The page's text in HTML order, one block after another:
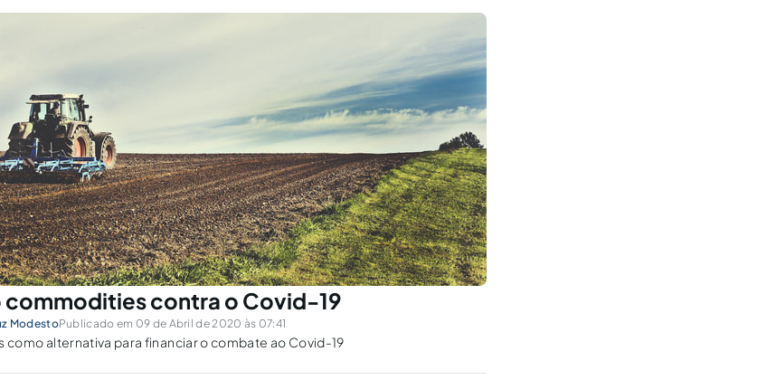
commodities contra o Covid-19
ModestoPublicado em 09 de Abril de 2020 às 07:41
como alternativa para financiar o combate ao Covid-19